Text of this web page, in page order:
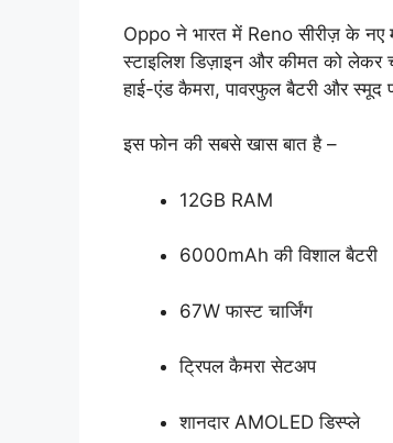
Oppo ने भारत में Reno सीरीज़ के नए
स्टाइलिश डिज़ाइन और कीमत को लेकर
हाई-एंड कैमरा, पावरफुल बैटरी और स्मूद
इस फोन की सबसे खास बात है –
12GB RAM
6000mAh की विशाल बैटरी
67W फास्ट चार्जिंग
ट्रिपल कैमरा सेटअप
शानदार AMOLED डिस्प्ले